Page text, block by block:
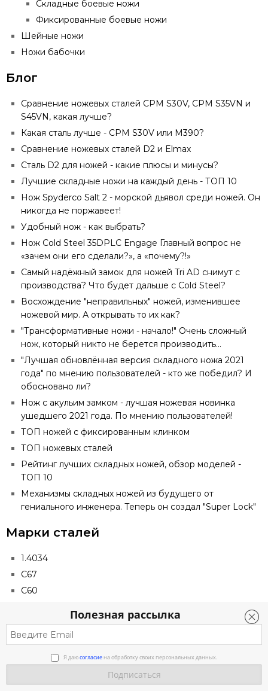
Полезная рассылка
Я даюсогласие на обработку своих персональных данных.
Складные боевые ножи
Фиксированные боевые ножи
Шейные ножи
Ножи бабочки
Блог
Сравнение ножевых сталей CPM S30V, CPM S35VN и
S45VN, какая лучше?
Какая сталь лучше - CPM S30V или M390?
Сравнение ножевых сталей D2 и Elmax
Сталь D2 для ножей - какие плюсы и минусы?
Лучшие складные ножи на каждый день - ТОП 10
Нож Spyderco Salt 2 - морской дьявол среди ножей. Он
никогда не поржавеет!
Удобный нож - как выбрать?
Нож Cold Steel 35DPLC Engage Главный вопрос не
«зачем они его сделали?», а «почему?!»
Самый надёжный замок для ножей Tri AD снимут с
производства? Что будет дальше с Cold Steel?
Восхождение "неправильных" ножей, изменившее
ножевой мир. А открывать то их как?
"Трансформативные ножи - начало!" Очень сложный
нож, который никто не берется производить...
"Лучшая обновлённая версия складного ножа 2021
года" по мнению пользователей - кто же победил? И
обосновано ли?
Нож с акульим замком - лучшая ножевая новинка
ушедшего 2021 года. По мнению пользователей!
ТОП ножей с фиксированным клинком
ТОП ножевых сталей
Рейтинг лучших складных ножей, обзор моделей -
ТОП 10
Механизмы складных ножей из будущего от
гениального инженера. Теперь он создал "Super Lock"
Марки сталей
1.4034
C67
C60
Tungsten Carbide
1095 Carbon Steel
Bohler К110
AR-RPM9